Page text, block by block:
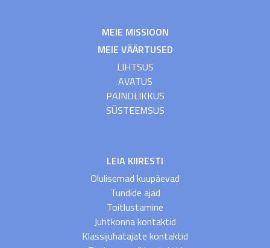
MEIE MISSIOON
MEIE VÄÄRTUSED
LIHTSUS
AVATUS
PAINDLIKKUS
SÜSTEEMSUS
LEIA KIIRESTI
Olulisemad kuupäevad
Tundide ajad
Toitlustamine
Juhtkonna kontaktid
Klassijuhatajate kontaktid